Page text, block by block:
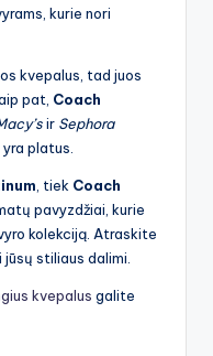
kurie nori
kvepalus, tad juos
pat, Coach
ir Sephora
platus.
, tiek Coach
pavyzdžiai, kurie
kolekciją. Atraskite
stiliaus dalimi.
kvepalus galite